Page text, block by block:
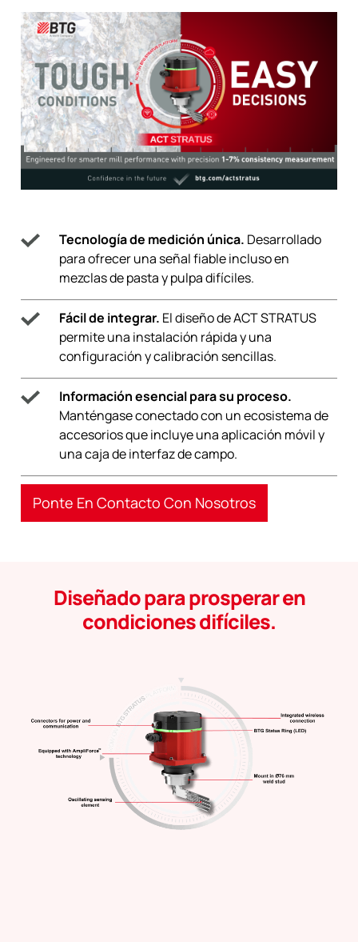
Tecnología de medición única. Desarrollado
para ofrecer una señal fiable incluso en
mezclas de pasta y pulpa difíciles.
Fácil de integrar. El diseño de ACT STRATUS
permite una instalación rápida y una
configuración y calibración sencillas.
Información esencial para su proceso.
Manténgase conectado con un ecosistema de
accesorios que incluye una aplicación móvil y
una caja de interfaz de campo.
Ponte En Contacto Con Nosotros
Diseñado para prosperar en
condiciones difíciles.